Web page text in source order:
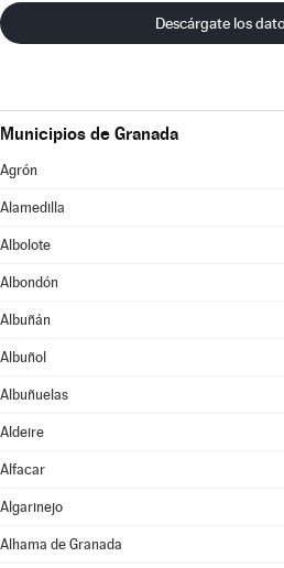
Descárgate los
Municipios de Granada
Agrón
Alamedilla
Albolote
Albondón
Albuñán
Albuñol
Albuñuelas
Aldeire
Alfacar
Algarinejo
Alhama de Granada